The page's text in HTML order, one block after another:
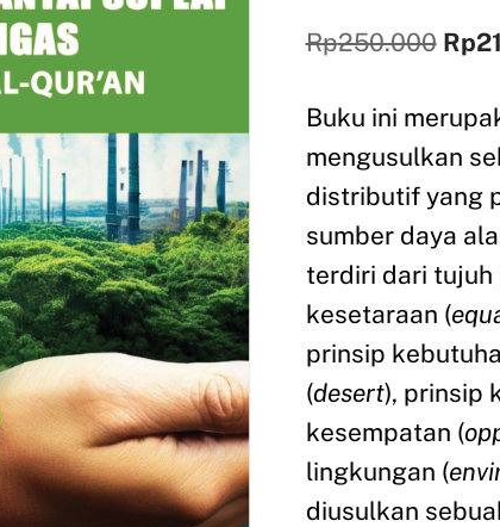
Rp250.000 Rp
Buku ini
mengusulkan
distributif yang
sumber daya
terdiri dari tujuh
kesetaraan (
prinsip
(desert), prinsip
kesempatan (
lingkungan (
diusulkan